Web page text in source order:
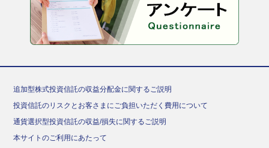
追加型株式投資信託の収益分配金に関するご説明
投資信託のリスクとお客さまにご負担いただく費用について
通貨選択型投資信託の収益/損失に関するご説明
本サイトのご利用にあたって